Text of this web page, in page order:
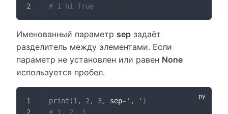
# 1 hi True
Именованный параметр sep задаёт
разделитель между элементами. Если
параметр не установлен или равен None
используется пробел.
print (1, 2, 3, sep=', ' )
# 1, 2, 3